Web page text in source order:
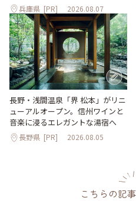
兵庫県 [PR] 2026.08.07
長野・浅間温泉「界 松本」がリニ
ューアルオープン。信州ワインと
音楽に浸るエレガントな湯宿へ
長野県 [PR] 2026.08.05
こちらの記